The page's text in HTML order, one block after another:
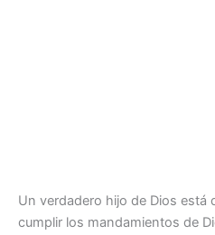
Un verdadero hijo de Dios está
cumplir los mandamientos de